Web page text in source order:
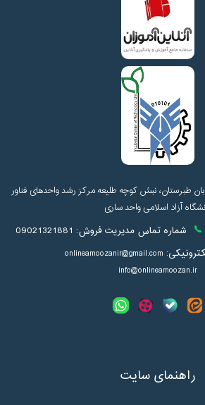
طبرستان، نبش کوچه طلیعه مرکز رشد واحدهای فناور
آزاد اسلامی واحد ساری
شماره تماس مدیریت فروش: 09021321881
onlineamoozanir@gmail.com
info@onlineamoozan.ir
راهنمای سایت